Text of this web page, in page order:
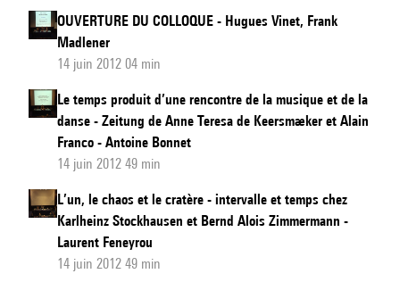
le
temps
(entretien
avec
Nicolas
Donin)
OUVERTURE DU COLLOQUE - Hugues Vinet, Frank
Madlener
14 juin 2012 04 min
Le temps produit d’une rencontre de la musique et de la
danse - Zeitung de Anne Teresa de Keersmæker et Alain
Franco - Antoine Bonnet
14 juin 2012 49 min
L’un, le chaos et le cratère - intervalle et temps chez
Karlheinz Stockhausen et Bernd Alois Zimmermann -
Laurent Feneyrou
14 juin 2012 49 min